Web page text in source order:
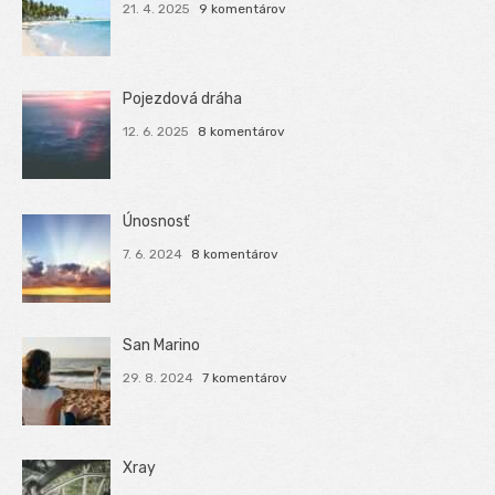
21. 4. 2025 9 komentárov
Pojezdová dráha
12. 6. 2025 8 komentárov
Únosnosť
7. 6. 2024 8 komentárov
San Marino
29. 8. 2024 7 komentárov
Xray